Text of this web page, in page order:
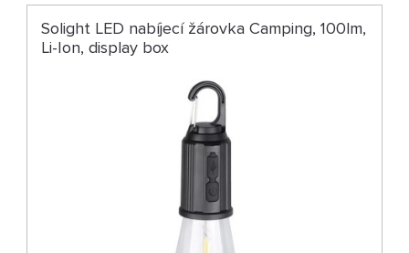
Solight LED nabíjecí žárovka Camping, 100lm,
Li-Ion, display box